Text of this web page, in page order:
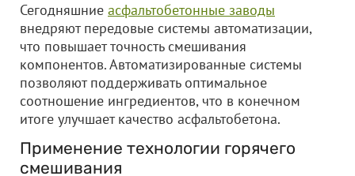
Сегодняшние асфальтобетонные заводы
внедряют передовые системы автоматизации,
что повышает точность смешивания
компонентов. Автоматизированные системы
позволяют поддерживать оптимальное
соотношение ингредиентов, что в конечном
итоге улучшает качество асфальтобетона.
Применение технологии горячего
смешивания